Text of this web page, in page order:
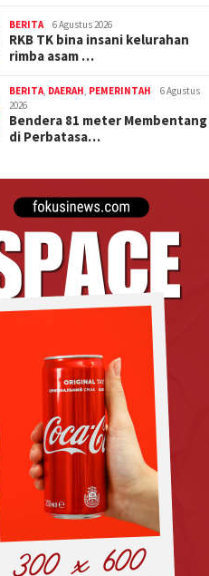
BERITA 6 Agustus 2026
RKB TK bina insani kelurahan
rimba asam …
BERITA, DAERAH, PEMERINTAH
6 Agustus
2026
Bendera 81 meter Membentang
di Perbatasa…